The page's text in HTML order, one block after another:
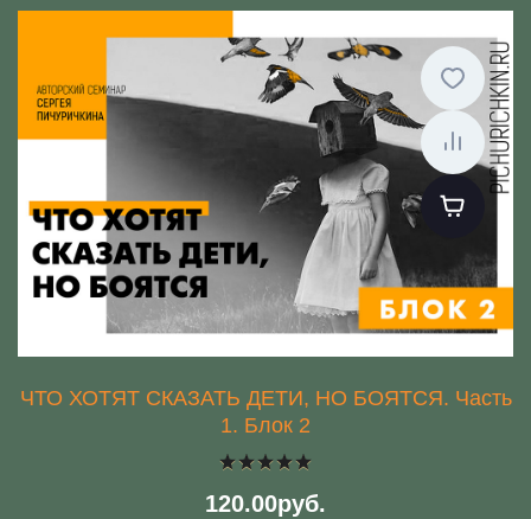
ЧТО ХОТЯТ СКАЗАТЬ ДЕТИ, НО БОЯТСЯ. Часть
1. Блок 2
120.00руб.